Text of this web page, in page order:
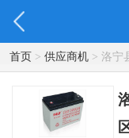
首页> 供应商机> 洛宁
C1KS 洛阳迎疆电子技